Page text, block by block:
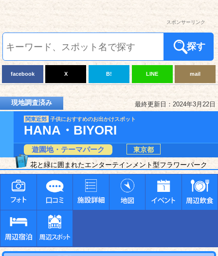
スポンサーリンク
探す
facebook X B! LINE mail
現地調査済み 最終更新日：2024年3月22日
関東近郊 子供におすすめのお出かけスポット
HANA・BIYORI
遊園地・テーマパーク
東京都
花と緑に囲まれたエンターテインメント型フラワーパーク